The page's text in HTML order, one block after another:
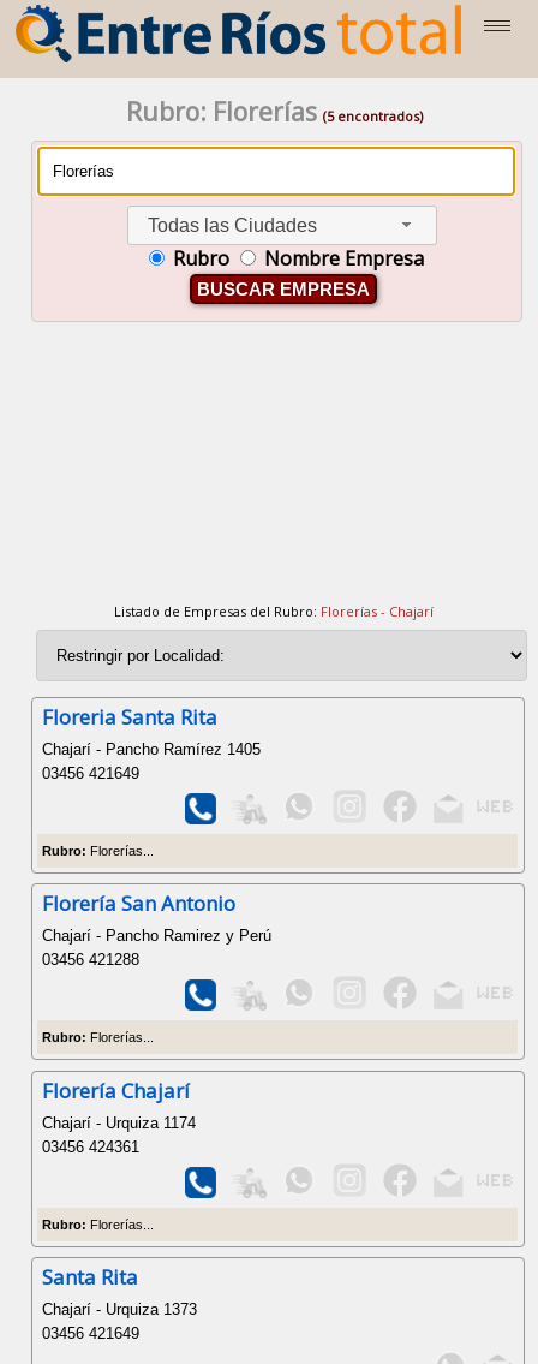
Rubro: Florerías (5 encontrados)
Todas las Ciudades
Rubro Nombre Empresa
BUSCAR EMPRESA
Listado de Empresas del Rubro: Florerías - Chajarí
Floreria Santa Rita
Chajarí - Pancho Ramírez 1405
03456 421649
Rubro: Florerías...
Florería San Antonio
Chajarí - Pancho Ramirez y Perú
03456 421288
Rubro: Florerías...
Florería Chajarí
Chajarí - Urquiza 1174
03456 424361
Rubro: Florerías...
Santa Rita
Chajarí - Urquiza 1373
03456 421649